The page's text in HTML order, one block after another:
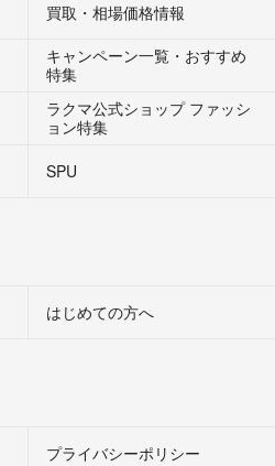
買取・相場価格情報
キャンペーン一覧・おすすめ
特集
ラクマ公式ショップ ファッシ
ョン特集
SPU
はじめての方へ
プライバシーポリシー